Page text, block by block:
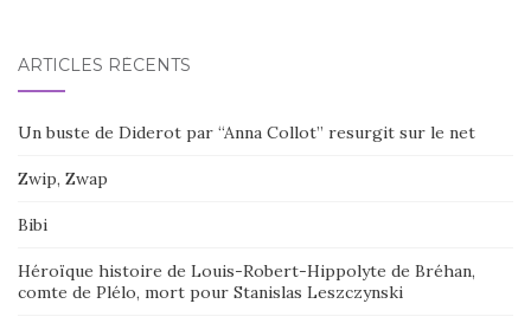
ARTICLES RÉCENTS
Un buste de Diderot par “Anna Collot” resurgit sur le net
Zwip, Zwap
Bibi
Héroïque histoire de Louis-Robert-Hippolyte de Bréhan,
comte de Plélo, mort pour Stanislas Leszczynski